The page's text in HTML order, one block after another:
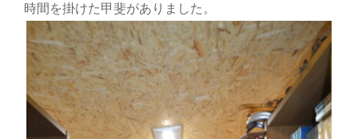
時間を掛けた甲斐がありました。